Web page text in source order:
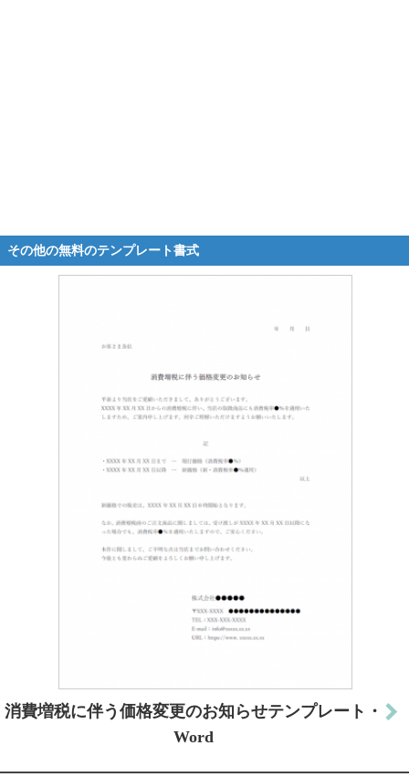
その他の無料のテンプレート書式
消費増税に伴う価格変更のお知らせテンプレート・
Word